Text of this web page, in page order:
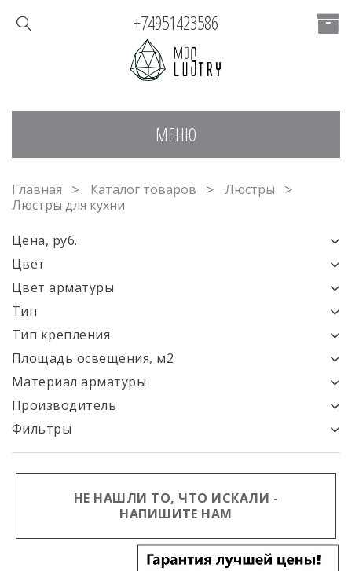
МЕНЮ
+74951423586
Главная Каталог товаров
Люстры
Люстры для кухни
Цена, руб.
Цвет
Цвет арматуры
Тип
Тип крепления
Площадь освещения, м2
Материал арматуры
Производитель
Фильтры
НЕ НАШЛИ ТО, ЧТО ИСКАЛИ -
НАПИШИТЕ НАМ